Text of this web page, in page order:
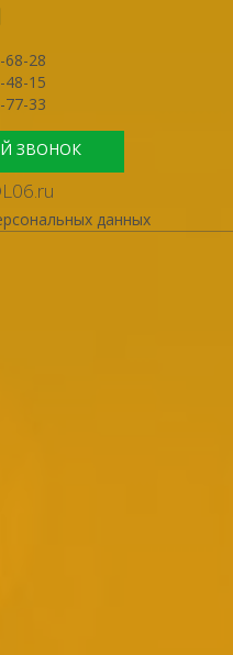
68-28
48-15
77-33
ЗВОНОК
данных